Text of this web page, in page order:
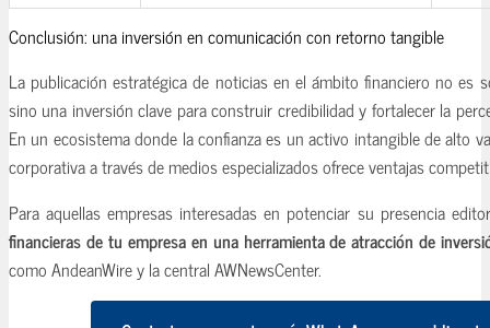
Conclusión: una inversión en comunicación con retorno tangible
La publicación estratégica de noticias en el ámbito financiero no es
sino una inversión clave para construir credibilidad y fortalecer la
En un ecosistema donde la confianza es un activo intangible de alto
corporativa a través de medios especializados ofrece ventajas
Para aquellas empresas interesadas en potenciar su presencia
financieras de tu empresa en una herramienta de atracción de
como AndeanWire y la central AWNewsCenter.